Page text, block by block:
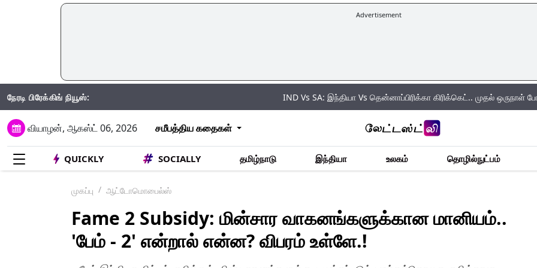
Advertisement
நேரடி பிரேக்கிங் நியூஸ்: IND Vs SA: இந்தியா Vs தென்னாப்பிரிக்கா கிரிக்கெட்.. முதல் ஒருநாள் போட்டியில்
வியாழன், ஆகஸ்ட் 06, 2026 சமீபத்திய கதைகள்
QUICKLY SOCIALLY தமிழ்நாடு இந்தியா உலகம் தொழில்நுட்பம்
முகப்பு ஆட்டோமொபைல்ஸ்
Fame 2 Subsidy: மின்சார வாகனங்களுக்கான மானியம்..
'பேம் - 2' என்றால் என்ன? விபரம் உள்ளே.!